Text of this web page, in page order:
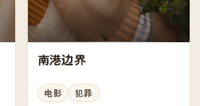
南港边界
电影 犯罪